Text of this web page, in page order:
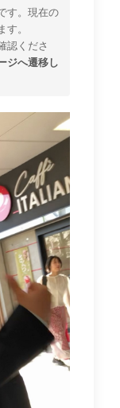
す。現在の
す。
認くださ
ジへ遷移し